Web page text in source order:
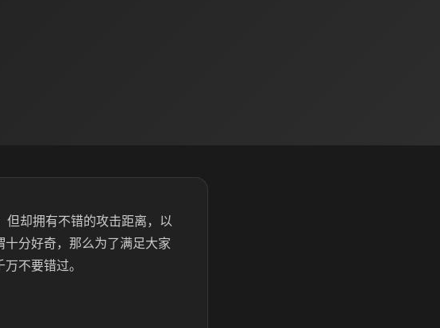
但却拥有不错的攻击距离，以
分好奇，那么为了满足大家
不要错过。